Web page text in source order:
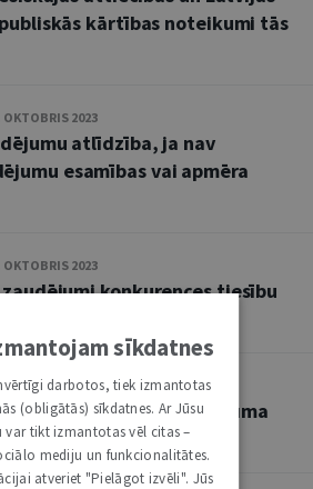
kārtības noteikumi tās
OKTOBRIS 2023
atlīdzība, ja nav
esamības vai apmēra
OKTOBRIS 2023
konkurences tiesību
16. MAIJS 2023
atbilstoša regulējuma
sīkdatnes
darbotos, tiek izmantotas
(obligātās) sīkdatnes. Ar Jūsu
var tikt izmantotas vēl citas –
mediju un funkcionalitātes.
atveriet "Pielāgot izvēli". Jūs